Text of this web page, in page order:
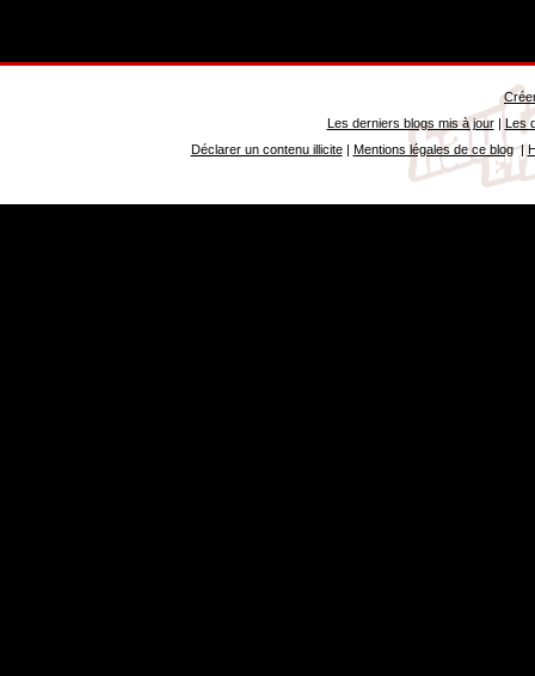
Les derniers blogs mis à jour| Les
Déclarer un contenu illicite| Mentions légales de ce blog|